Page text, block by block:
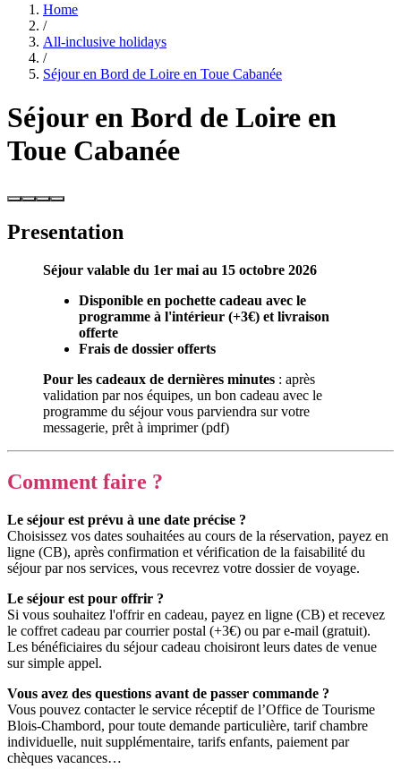
Home
/
All-inclusive holidays
/
Séjour en Bord de Loire en Toue Cabanée
Séjour en Bord de Loire en
Toue Cabanée
Presentation
Séjour valable du 1er mai au 15 octobre 2026
Disponible en pochette cadeau avec le
programme à l'intérieur (+3€) et livraison
offerte
Frais de dossier offerts
Pour les cadeaux de dernières minutes : après
validation par nos équipes, un bon cadeau avec le
programme du séjour vous parviendra sur votre
messagerie, prêt à imprimer (pdf)
Comment faire ?
Le séjour est prévu à une date précise ?
Choisissez vos dates souhaitées au cours de la réservation, payez en
ligne (CB), après confirmation et vérification de la faisabilité du
séjour par nos services, vous recevrez votre dossier de voyage.
Le séjour est pour offrir ?
Si vous souhaitez l'offrir en cadeau, payez en ligne (CB) et recevez
le coffret cadeau par courrier postal (+3€) ou par e-mail (gratuit).
Les bénéficiaires du séjour cadeau choisiront leurs dates de venue
sur simple appel.
Vous avez des questions avant de passer commande ?
Vous pouvez contacter le service réceptif de l’Office de Tourisme
Blois-Chambord, pour toute demande particulière, tarif chambre
individuelle, nuit supplémentaire, tarifs enfants, paiement par
chèques vacances…